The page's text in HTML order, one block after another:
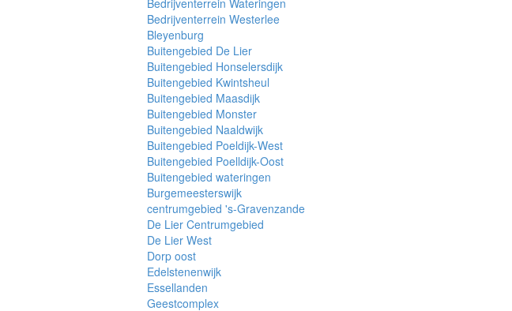
Bedrijventerrein Wateringen
Bedrijventerrein Westerlee
Bleyenburg
Buitengebied De Lier
Buitengebied Honselersdijk
Buitengebied Kwintsheul
Buitengebied Maasdijk
Buitengebied Monster
Buitengebied Naaldwijk
Buitengebied Poeldijk-West
Buitengebied Poelldijk-Oost
Buitengebied wateringen
Burgemeesterswijk
centrumgebied 's-Gravenzande
De Lier Centrumgebied
De Lier West
Dorp oost
Edelstenenwijk
Essellanden
Geestcomplex